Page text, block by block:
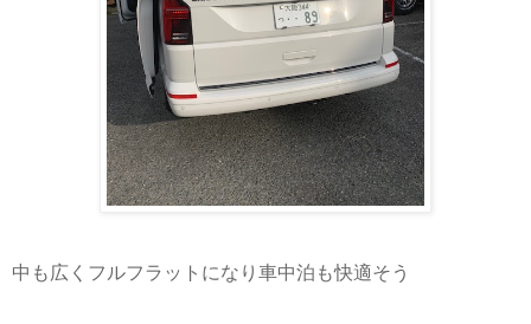
中も広くフルフラットになり車中泊も快適そう